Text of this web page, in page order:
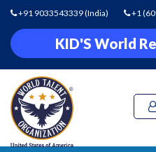
+91 9033543339(India) +1
KID'S World